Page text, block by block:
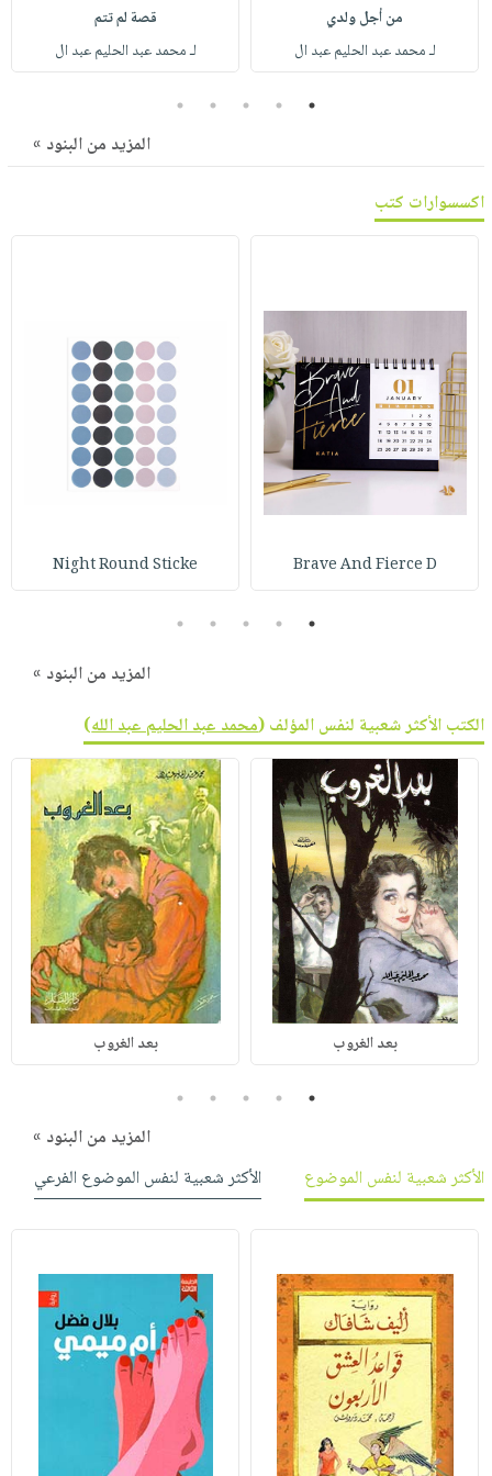
صابون
أطفال
مناسبات
فيديوهات
أسئلة
نيل
وفرات
انشر
تواصل
التسوق
من أجل ولدي
لـ محمد عبد الحليم عبد ال
قصة لم تتم
لـ محمد عبد الحليم عبد ال
1
2
3
4
5
المزيد من البنود »
اكسسوارات كتب
Brave And Fierce D
Night Round Sticke
1
2
3
4
5
المزيد من البنود »
الكتب الأكثر شعبية لنفس المؤلف (محمد عبد الحليم عبد الله)
بعد الغروب بعد الغروب
1
2
3
4
5
المزيد من البنود »
الأكثر شعبية لنفس الموضوع
الأكثر شعبية لنفس الموضوع الفرعي